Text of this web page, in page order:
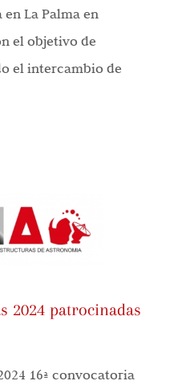
en La Palma en
el objetivo de
el intercambio de
2024 patrocinadas
16ª convocatoria